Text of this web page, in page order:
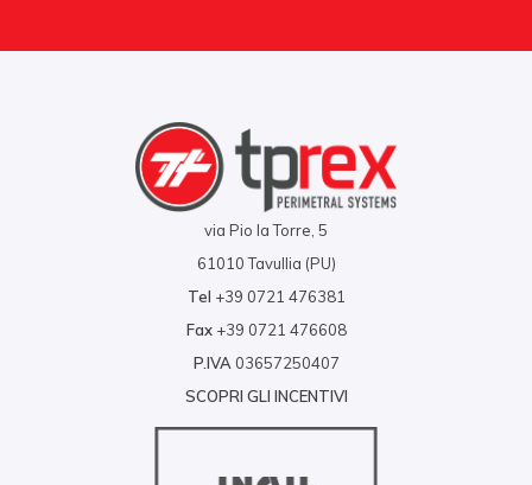
via Pio la Torre, 5
61010 Tavullia (PU)
Tel +39 0721 476381
Fax+39 0721 476608
P.IVA 03657250407
SCOPRI GLI INCENTIVI